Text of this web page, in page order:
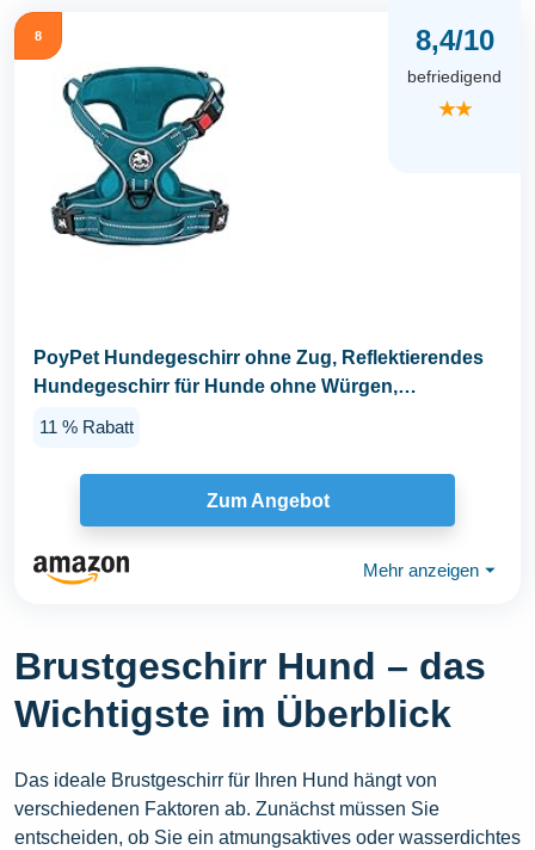
8 8,4/10
befriedigend
★★
PoyPet Hundegeschirr ohne Zug, Reflektierendes
Hundegeschirr für Hunde ohne Würgen,
11 % Rabatt
Zum Angebot
Mehr anzeigen ⏷
Brustgeschirr Hund – das
Wichtigste im Überblick
Das ideale Brustgeschirr für Ihren Hund hängt von
verschiedenen Faktoren ab. Zunächst müssen Sie
entscheiden, ob Sie ein atmungsaktives oder wasserdichtes